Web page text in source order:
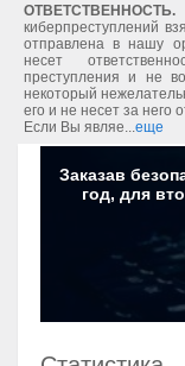
ОТВЕТСТВЕННОСТЬ.
киберпреступлений
отправлена в нашу
несет
преступления и не
некоторый
его и не несет за него
Если Вы являе... еще
Заказав
год, для